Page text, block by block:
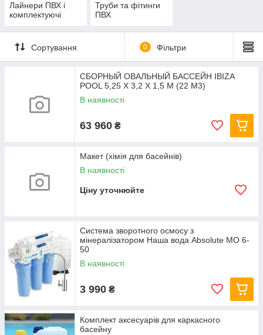
Лайнери ПВХ і
комплектуючі
Труби та фітинги
ПВХ
Сортування 0 Фільтри
СБОРНЫЙ ОВАЛЬНЫЙ БАССЕЙН IBIZA
POOL 5,25 Х 3,2 Х 1,5 М (22 М3)
В наявності
63 960 ₴
Макет (хімія для басейнів)
В наявності
Ціну уточнюйте
Система зворотного осмосу з
мінералізатором Наша вода Absolute МО 6-
50
В наявності
3 990 ₴
Комплект аксесуарів для каркасного
басейну